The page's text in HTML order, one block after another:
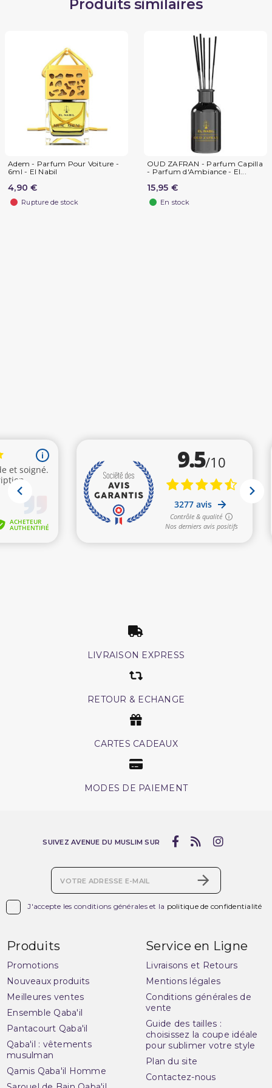
Produits similaires
Adem - Parfum Pour Voiture -
6ml - El Nabil
4,90 €
Rupture de stock
OUD ZAFRAN - Parfum Capilla
- Parfum d'Ambiance - El...
15,95 €
En stock
LIVRAISON EXPRESS
RETOUR & ECHANGE
CARTES CADEAUX
MODES DE PAIEMENT
J'accepte les conditions générales et la politique de confidentialité
SUIVEZ AVENUE DU MUSLIM SUR
Produits
Promotions
Nouveaux produits
Meilleures ventes
Ensemble Qaba'il
Pantacourt Qaba'il
Qaba'il : vêtements
musulman
Qamis Qaba'il Homme
Service en Ligne
Livraisons et Retours
Mentions légales
Conditions générales de
vente
Guide des tailles :
choisissez la coupe idéale
pour sublimer votre style
Plan du site
Contactez-nous